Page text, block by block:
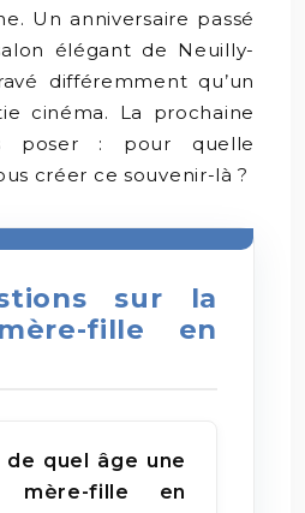
Un anniversaire passé
élégant de Neuilly-
différemment qu’un
cinéma. La prochaine
poser : pour quelle
créer ce souvenir-là ?
sur la
fille en
quel âge une
mère-fille en